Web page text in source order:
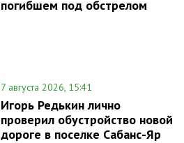
погибшем под обстрелом
7 августа 2026, 15:41
Игорь Редькин лично
проверил обустройство новой
дороге в поселке Сабанс-Яр